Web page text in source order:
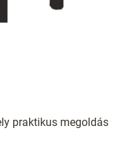
praktikus megoldás